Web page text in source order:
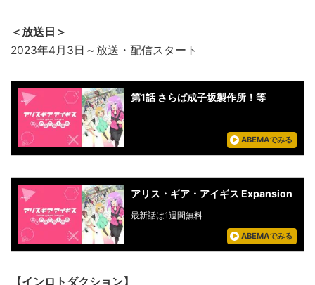
＜放送日＞
2023年4月3日～放送・配信スタート
第1話 さらば成子坂製作所！等
ABEMAでみる
アリス・ギア・アイギス Expansion
最新話は1週間無料
ABEMAでみる
【インロトダクション】